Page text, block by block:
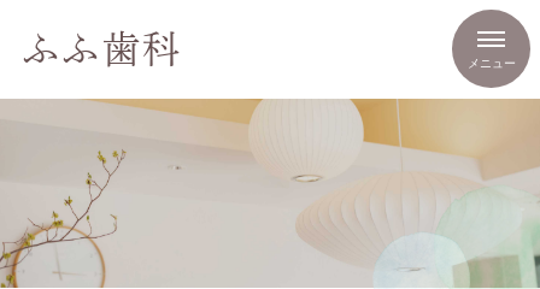
ふふ歯科